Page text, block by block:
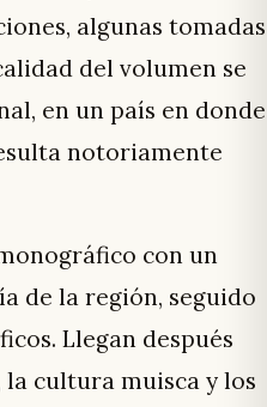
algunas tomadas
del volumen se
en un país en donde
notoriamente
con un
de la región, seguido
Llegan después
cultura muisca y los